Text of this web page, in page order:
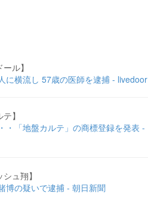
ル】
に横流し 57歳の医師を逮捕 - livedoor
】
・「地盤カルテ」の商標登録を発表 -
ュ翔】
博の疑いで逮捕 - 朝日新聞